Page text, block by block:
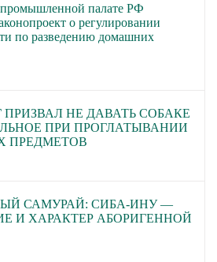
палате РФ
о регулировании
по разведению домашних
НЕ ДАВАТЬ СОБАКЕ
ПРИ ПРОГЛАТЫВАНИИ
ПРЕДМЕТОВ
САМУРАЙ: СИБА-ИНУ —
И ХАРАКТЕР АБОРИГЕННОЙ